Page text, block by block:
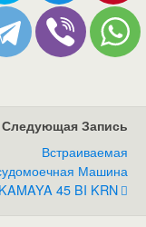
Следующая Запись
Встраиваемая
Машина
45 BI KRN